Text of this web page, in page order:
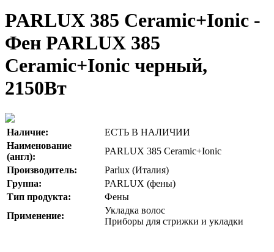
PARLUX 385 Ceramic+Ionic -
Фен PARLUX 385
Ceramic+Ionic черный,
2150Вт
Наличие:
ЕСТЬ В НАЛИЧИИ
Наименование
(англ):
PARLUX 385 Ceramic+Ionic
Производитель:
Parlux (Италия)
Группа:
PARLUX (фены)
Тип продукта:
Фены
Применение:
Укладка волос
Приборы для стрижки и укладки